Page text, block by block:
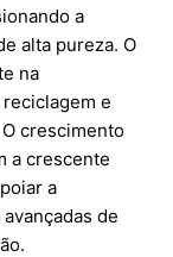
a
alta pureza. O
na
e
crescimento
a crescente
a
de